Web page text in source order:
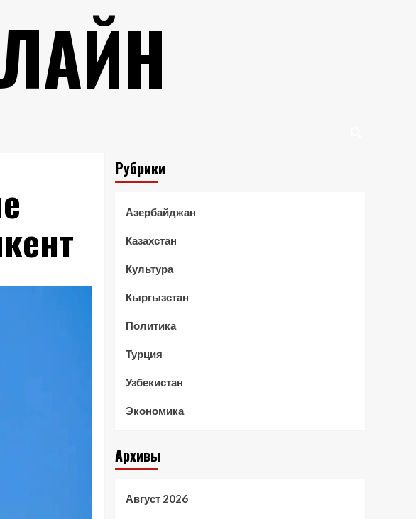
Рубрики
Азербайджан
Казахстан
Культура
Кыргызстан
Политика
Турция
Узбекистан
Экономика
Архивы
Август 2026